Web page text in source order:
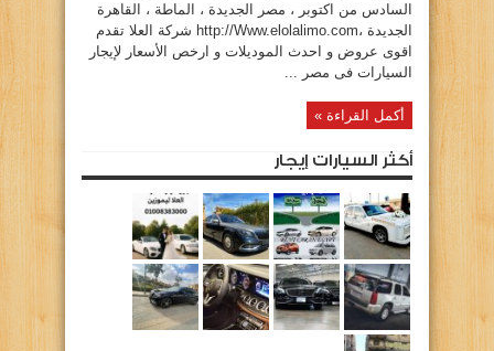
السادس من اكتوبر ، مصر الجديدة ، الماطة ، القاهرة
الجديدة ،http://Www.elolalimo.com شركة العلا تقدم
اقوى عروض و احدث الموديلات و ارخص الأسعار لإيجار
السيارات فى مصر ...
أكمل القراءة »
أكثر السيارات إيجار